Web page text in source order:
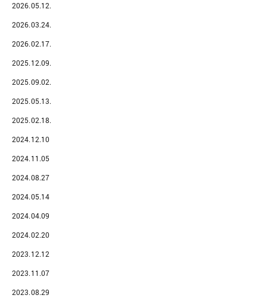
2026.05.12.
2026.03.24.
2026.02.17.
2025.12.09.
2025.09.02.
2025.05.13.
2025.02.18.
2024.12.10
2024.11.05
2024.08.27
2024.05.14
2024.04.09
2024.02.20
2023.12.12
2023.11.07
2023.08.29